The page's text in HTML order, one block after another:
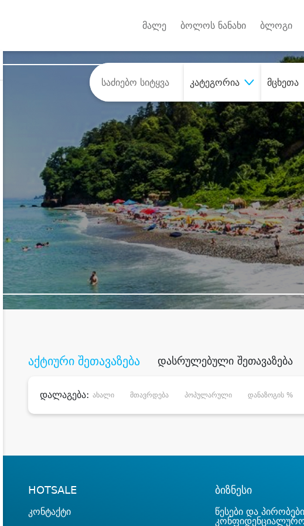
მალე ბოლოს ნანახი ბლოგი
კატეგორია მცხეთა
შეიძინესასურველი
აქტიური შეთავაზება დასრულებული შეთავაზება
დალაგება: ახალი მთავრდება პოპულარული დანაზოგის %
HOTSALE
კონტაქტი
ბიზნესი
წესები და